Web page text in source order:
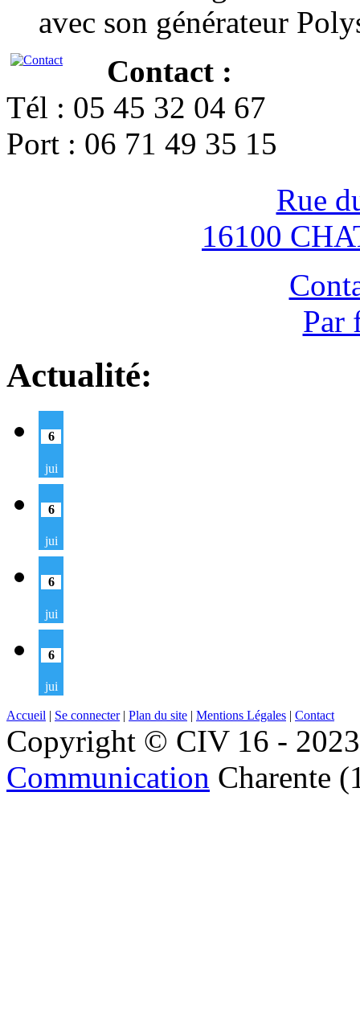
avec son générateur
Contact :
Tél : 05 45 32 04 67
Port : 06 71 49 35 15
Rue
16100
Par
Actualité:
6
jui
6
jui
6
jui
6
jui
Accueil | Se connecter| Plan du site | Mentions Légales | Contact
Copyright © CIV 16 -
Communication Charente